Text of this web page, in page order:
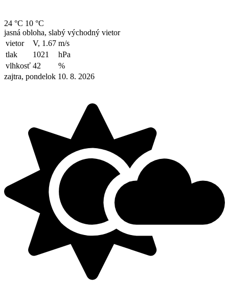
24 °C 10 °C
jasná obloha, slabý východný vietor
vietor
V, 1.67 m/s
tlak
1021
hPa
vlhkosť 42
%
zajtra, pondelok 10. 8. 2026